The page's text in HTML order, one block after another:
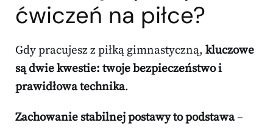
ćwiczeń na piłce?
Gdy pracujesz z piłką gimnastyczną, kluczowe
są dwie kwestie: twoje bezpieczeństwo i
prawidłowa technika.
Zachowanie stabilnej postawy to podstawa–